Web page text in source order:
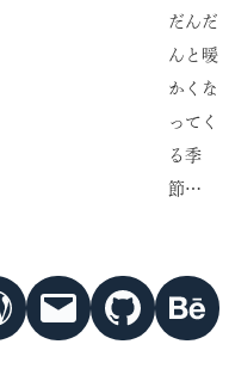
だんだ
んと暖
かくな
ってく
る季
節…
Mail GitHub Behance